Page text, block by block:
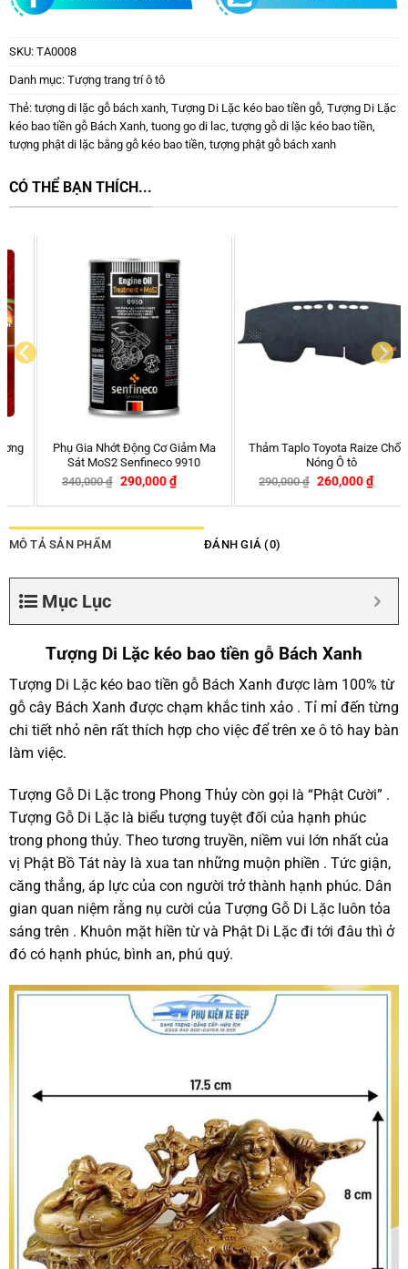
SKU: TA0008
Danh mục: Tượng trang trí ô tô
Thẻ: tượng di lặc gỗ bách xanh, Tượng Di Lặc kéo bao tiền gỗ, Tượng Di Lặc
kéo bao tiền gỗ Bách Xanh, tuong go di lac, tượng gỗ di lặc kéo bao tiền,
tượng phật di lặc bằng gỗ kéo bao tiền, tượng phật gỗ bách xanh
CÓ THỂ BẠN THÍCH...
Phụ Gia Nhớt Động Cơ Giảm Ma
Sát MoS2 Senfineco 9910
340,000₫ 290,000₫ -15%
Thảm Taplo Toyota Raize Chống
Nóng Ô tô
290,000₫ 260,000₫ -10%
MÔ TẢ SẢN PHẨM ĐÁNH GIÁ (0)
Mục Lục
Tượng Di Lặc kéo bao tiền gỗ Bách Xanh
Tượng Di Lặc kéo bao tiền gỗ Bách Xanh được làm 100% từ
gỗ cây Bách Xanh được chạm khắc tinh xảo . Tỉ mỉ đến từng
chi tiết nhỏ nên rất thích hợp cho việc để trên xe ô tô hay bàn
làm việc.
Tượng Gỗ Di Lặc trong Phong Thủy còn gọi là “Phật Cười” .
Tượng Gỗ Di Lặc là biểu tượng tuyệt đối của hạnh phúc
trong phong thủy. Theo tương truyền, niềm vui lớn nhất của
vị Phật Bồ Tát này là xua tan những muộn phiền . Tức giận,
căng thẳng, áp lực của con người trở thành hạnh phúc. Dân
gian quan niệm rằng nụ cười của Tượng Gỗ Di Lặc luôn tỏa
sáng trên . Khuôn mặt hiền từ và Phật Di Lặc đi tới đâu thì ở
đó có hạnh phúc, bình an, phú quý.